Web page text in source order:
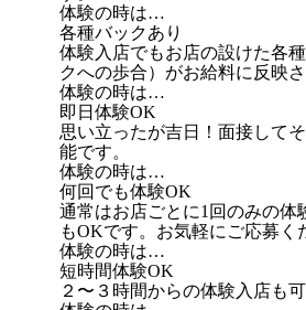
体験の時は…
各種バックあり
体験入店でもお店の設けた各
クへの歩合）がお給料に反映さ
体験の時は…
即日体験OK
思い立ったが吉日！面接して
能です。
体験の時は…
何回でも体験OK
通常はお店ごとに1回のみの体
もOKです。お気軽にご応募く
体験の時は…
短時間体験OK
２〜３時間からの体験入店も可